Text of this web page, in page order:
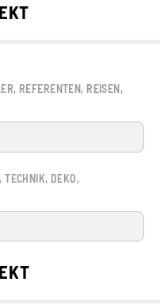
REFERENTEN, REISEN,
TECHNIK, DEKO,